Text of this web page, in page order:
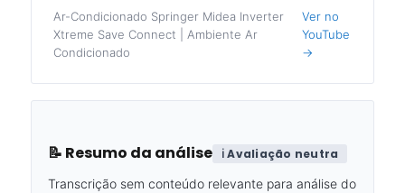
Ar-Condicionado Springer Midea Inverter
Xtreme Save Connect | Ambiente Ar
Condicionado
Ver no
YouTube
→
📝 Resumo da análise
ℹ️ Avaliação neutra
Transcrição sem conteúdo relevante para análise do